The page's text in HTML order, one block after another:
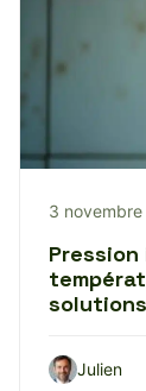
3
solutions
Julien